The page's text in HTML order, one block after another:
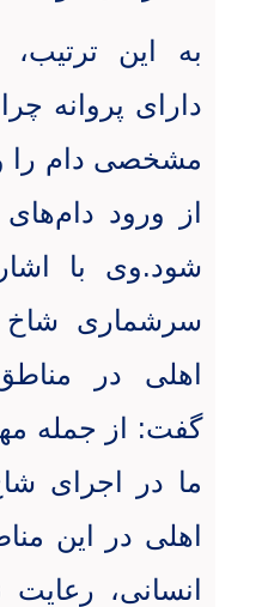
به این
دارای پروانه
مشخصی دام را
از ورود
شود.وی با
سرشماری شاخ
اهلی در
گفت: از جمله
ما در اجرای
اهلی در این
انسانی،